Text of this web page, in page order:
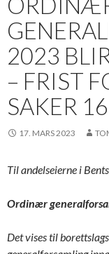
2023
– FRIST
SAKER
17. MARS 2023
Til andelseierne i
Ordinær
Det vises til